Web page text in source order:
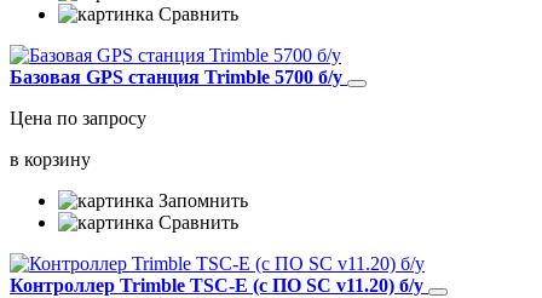
Сравнить
Базовая GPS станция Trimble 5700 б/у
Цена по запросу
в корзину
Запомнить
Сравнить
Контроллер Trimble TSC-E (c ПО SC v11.20) б/у